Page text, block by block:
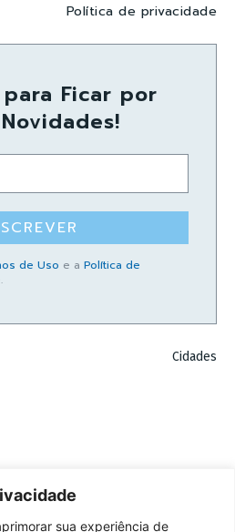
sua experiência de
Política de privacidade
Ficar por
de Uso e a Política de
Cidades